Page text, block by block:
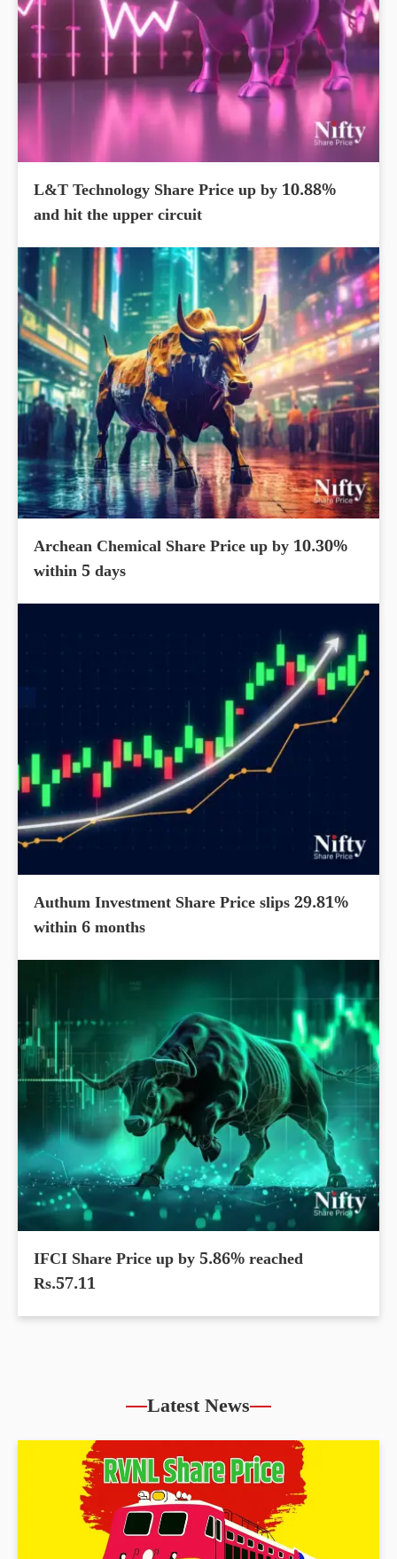
L&T Technology Share Price up by 10.88%
and hit the upper circuit
Archean Chemical Share Price up by 10.30%
within 5 days
Authum Investment Share Price slips 29.81%
within 6 months
IFCI Share Price up by 5.86% reached
Rs.57.11
Latest News